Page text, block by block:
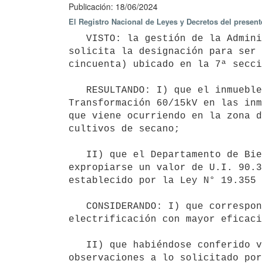
Publicación: 18/06/2024
El Registro Nacional de Leyes y Decretos del
solicita la designación para ser
cincuenta) ubicado en la 7ª
Transformación 60/15kV en las
que viene ocurriendo en la zona
cultivos de secano;
expropiarse un valor de U.I.
establecido por la Ley N° 19.355
electrificación con mayor
observaciones a lo solicitado por